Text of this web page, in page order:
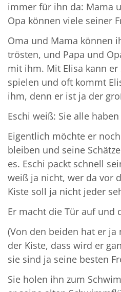
immer für ihn da: Mama
Opa können viele seiner
Oma und Mama können
trösten, und Papa und
mit ihm. Mit Elisa kann
spielen und oft kommt
ihm, denn er ist ja der
Eschi weiß: Sie alle
Eigentlich möchte er
bleiben und seine
es. Eschi packt schnell
weiß ja nicht, wer da vor
Kiste soll ja nicht jeder
Er macht die Tür auf und
(Von den beiden hat er ja
der Kiste, dass wird er
sie sind ja seine besten
Sie holen ihn zum